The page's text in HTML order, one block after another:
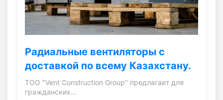
Радиальные вентиляторы с
доставкой по всему Казахстану.
ТОО "Vent Construction Group" предлагает для
гражданских…